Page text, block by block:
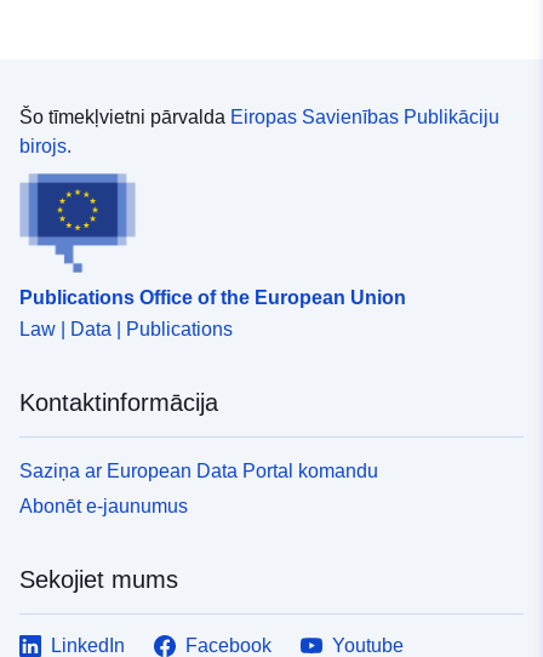
Šo tīmekļvietni pārvalda Eiropas Savienības Publikāciju
birojs.
Publications Office of the European Union
Law | Data | Publications
Kontaktinformācija
Saziņa ar European Data Portal komandu
Abonēt e-jaunumus
Sekojiet mums
LinkedIn Facebook
Youtube